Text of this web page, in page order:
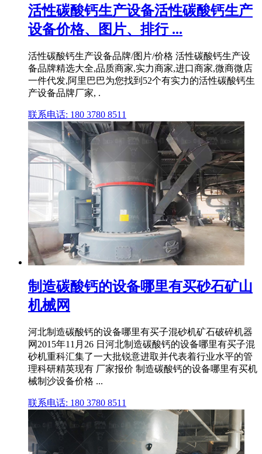
活性碳酸钙生产设备活性碳酸钙生产
设备价格、图片、排行 ...
活性碳酸钙生产设备品牌/图片/价格 活性碳酸钙生产设
备品牌精选大全,品质商家,实力商家,进口商家,微商微店
一件代发,阿里巴巴为您找到52个有实力的活性碳酸钙生
产设备品牌厂家, .
联系电话: 180 3780 8511
制造碳酸钙的设备哪里有买砂石矿山
机械网
河北制造碳酸钙的设备哪里有买子混砂机矿石破碎机器
网2015年11月26 日河北制造碳酸钙的设备哪里有买子混
砂机重科汇集了一大批锐意进取并代表着行业水平的管
理科研精英现有 厂家报价 制造碳酸钙的设备哪里有买机
械制沙设备价格 ...
联系电话: 180 3780 8511